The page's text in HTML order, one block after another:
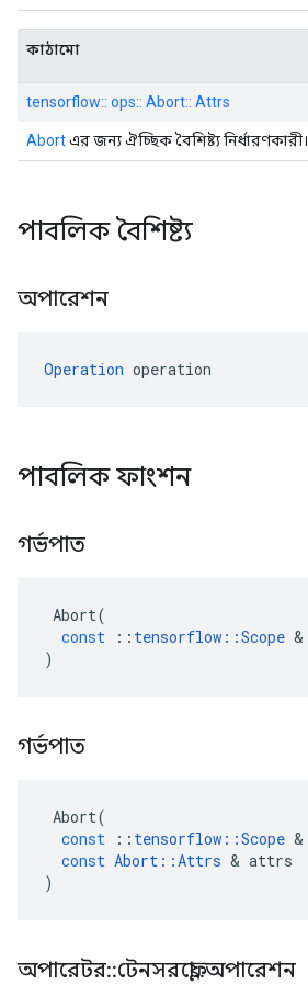
কাঠামো
tensorflow:: ops:: Abort:: Attrs
Abortএর জন্য ঐচ্ছিক বৈশিষ্ট্য নির্ধারণকারী।
পাবলিক বৈশিষ্ট্য
অপারেশন
Operation operation
পাবলিক ফাংশন
গর্ভপাত
Abort(
const
:: tensorflow ::Scope &
)
গর্ভপাত
Abort(
const
:: tensorflow ::Scope &
const Abort ::Attrs & attrs
)
অপারেটর::টেনসরফ্লো::অপারেশন